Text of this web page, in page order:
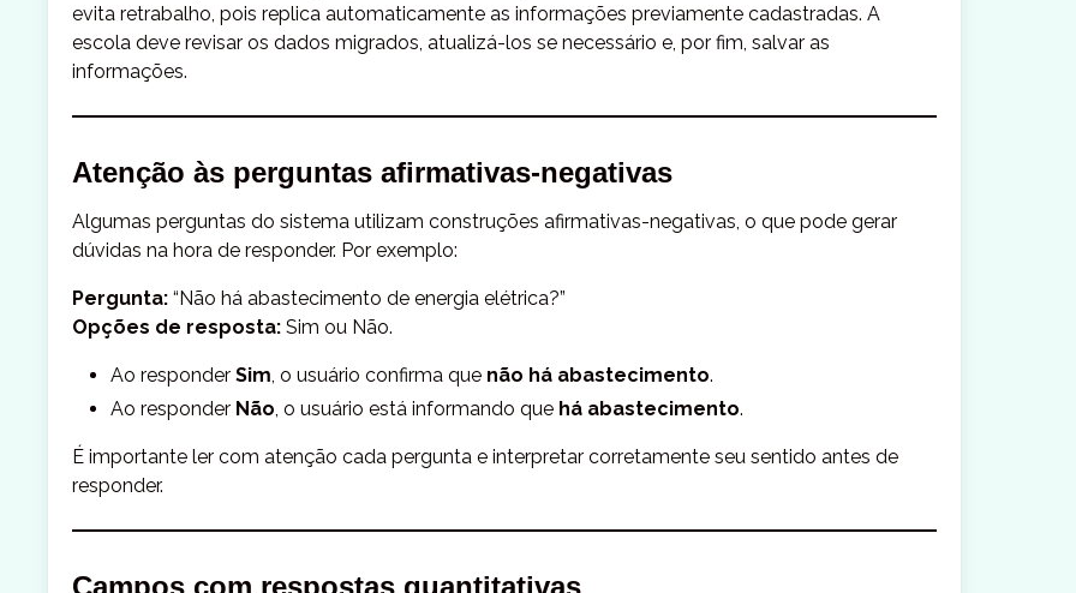
evita retrabalho, pois replica automaticamente as informações previamente cadastradas. A
escola deve revisar os dados migrados, atualizá-los se necessário e, por fim, salvar as
informações.
Atenção às perguntas afirmativas-negativas
Algumas perguntas do sistema utilizam construções afirmativas-negativas, o que pode gerar
dúvidas na hora de responder. Por exemplo:
Pergunta: “Não há abastecimento de energia elétrica?”
Opções de resposta: Sim ou Não.
Ao responderSim , o usuário confirma que não há abastecimento.
Ao responder Não , o usuário está informando que há abastecimento.
É importante ler com atenção cada pergunta e interpretar corretamente seu sentido antes de
responder.
Campos com respostas quantitativas